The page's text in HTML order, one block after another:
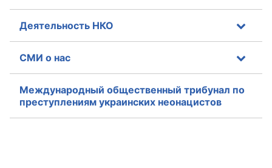
Деятельность НКО
СМИ о нас
Международный общественный трибунал по
преступлениям украинских неонацистов